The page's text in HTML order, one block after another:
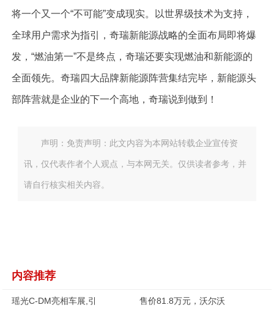
将一个又一个“不可能”变成现实。以世界级技术为支持，
全球用户需求为指引，奇瑞新能源战略的全面布局即将爆
发，“燃油第一”不是终点，奇瑞还要实现燃油和新能源的
全面领先。奇瑞四大品牌新能源阵营集结完毕，新能源头
部阵营就是企业的下一个高地，奇瑞说到做到！
声明：免责声明：此文内容为本网站转载企业宣传资
讯，仅代表作者个人观点，与本网无关。仅供读者参考，并
请自行核实相关内容。
内容推荐
瑶光C-DM亮相车展,引 售价81.8万元，沃尔沃